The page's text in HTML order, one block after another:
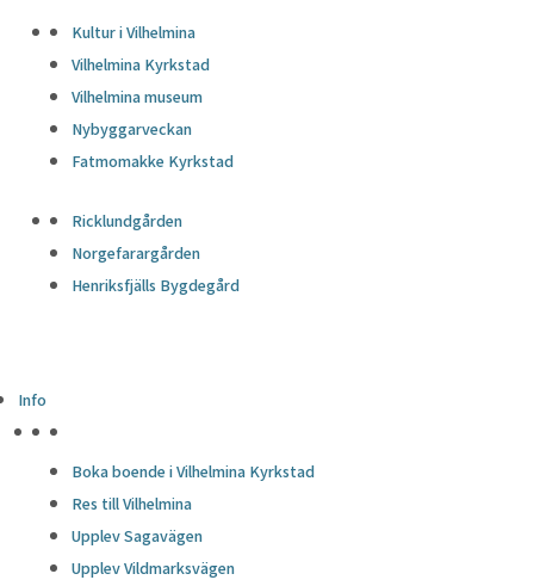
Kultur i Vilhelmina
Vilhelmina Kyrkstad
Vilhelmina museum
Nybyggarveckan
Fatmomakke Kyrkstad
Ricklundgården
Norgefarargården
Henriksfjälls Bygdegård
Info
Boka boende i Vilhelmina Kyrkstad
Res till Vilhelmina
Upplev Sagavägen
Upplev Vildmarksvägen